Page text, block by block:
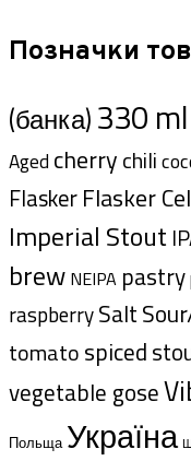
Позначки
(банка)330 ml
Aged cherrychili
FlaskerFlasker
Imperial Stout
brew NEIPA pastry
raspberrySalt
tomatospiced
vegetable gose
Польща Україна